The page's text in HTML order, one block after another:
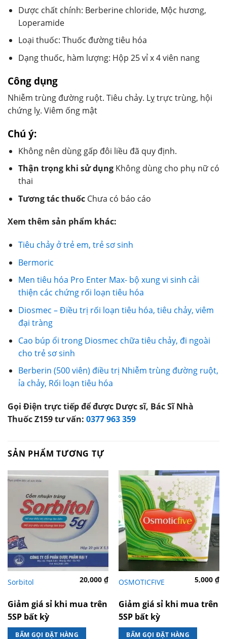
Dược chất chính: Berberine chloride, Mộc hương,
Loperamide
Loại thuốc: Thuốc đường tiêu hóa
Dạng thuốc, hàm lượng: Hộp 25 vỉ x 4 viên nang
Công dụng
Nhiễm trùng đường ruột. Tiêu chảy. Lỵ trực trùng, hội
chứng lỵ. Viêm ống mật
Chú ý:
Không nên dùng gấp đôi liều đã quy định.
Thận trọng khi sử dụng Không dùng cho phụ nữ có
thai
Tương tác thuốc Chưa có báo cáo
Xem thêm sản phẩm khác:
Tiêu chảy ở trẻ em, trẻ sơ sinh
Bermoric
Men tiêu hóa Pro Enter Max- bộ xung vi sinh cải
thiện các chứng rối loạn tiêu hóa
Diosmec – Điều trị rối loạn tiêu hóa, tiêu chảy, viêm
đại tràng
Cao búp ổi trong Diosmec chữa tiêu chảy, đi ngoài
cho trẻ sơ sinh
Berberin (500 viên) điều trị Nhiễm trùng đường ruột,
ỉa chảy, Rối loạn tiêu hóa
Gọi Điện trực tiếp để được Dược sĩ, Bác Sĩ Nhà
Thuốc Z159 tư vấn: 0377 963 359
SẢN PHẨM TƯƠNG TỰ
Sorbitol 20,000₫
Giảm giá sỉ khi mua trên
5SP bất kỳ
BẤM GỌI ĐẶT HÀNG
OSMOTICFIVE 5,000₫
Giảm giá sỉ khi mua trên
5SP bất kỳ
BẤM GỌI ĐẶT HÀNG